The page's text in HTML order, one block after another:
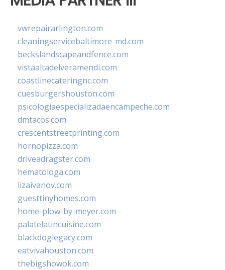
vwrepairarlington.com
cleaningservicebaltimore-md.com
beckslandscapeandfence.com
vistaaltadelveramendi.com
coastlinecateringnc.com
cuesburgershouston.com
psicologiaespecializadaencampeche.com
dmtacos.com
crescentstreetprinting.com
hornopizza.com
driveadragster.com
hematologa.com
lizaivanov.com
guesttinyhomes.com
home-plow-by-meyer.com
palatelatincuisine.com
blackdoglegacy.com
eatvivahouston.com
thebigshowok.com